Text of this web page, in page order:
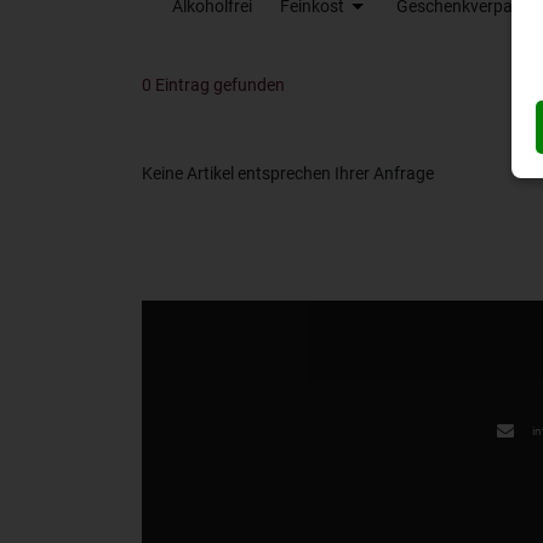
Alkoholfrei Feinkost
0 Eintrag gefunden
Keine Artikel entsprechen Ihrer Anfrage
Ghiaia Nero Etna Rosso DOC Tenuta Tascante Cont'Ugo Rosso Bolgheri DOC Toscana Antinori